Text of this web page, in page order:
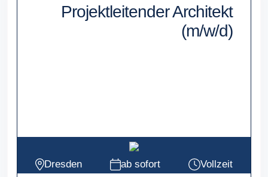
Projektleitender Architekt
(m/w/d)
Dresden ab sofort Vollzeit